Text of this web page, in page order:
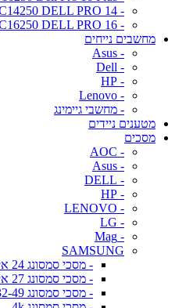
- PC14250 DELL PRO 14
- PC16250 DELL PRO 16
מחשבים נייחים
- Asus
- Dell
- HP
- Lenovo
- מחשבי גיימינג
מטענים ניידים
מסכים
- AOC
- Asus
- DELL
- HP
- LENOVO
- LG
- Mag
SAMSUNG
- מסכי סמסונג 24 אינץ
- מסכי סמסונג 27 אינץ
- מסכי סמסונג 32-49 אינץ